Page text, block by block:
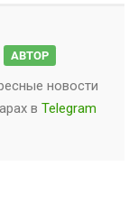
АВТОР
новости
в Telegram